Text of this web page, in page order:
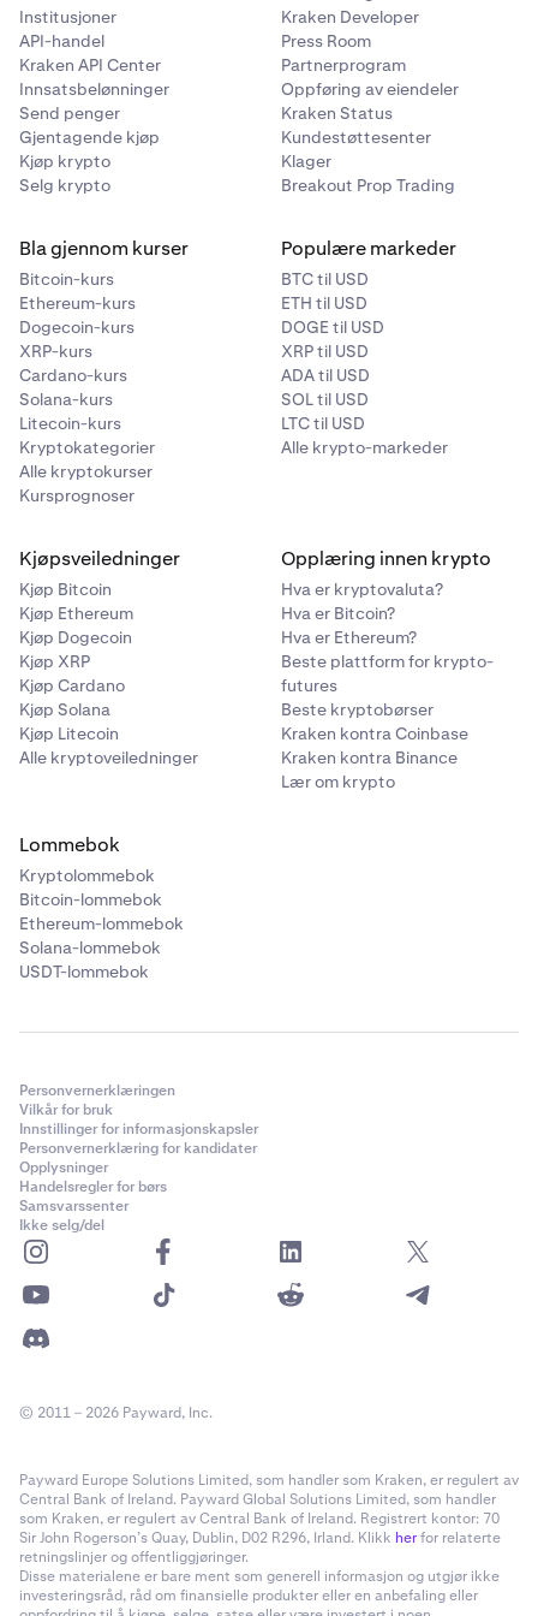
å søke etter et token-navn, selskap, børs osv.).
Institusjoner
API-handel
Kraken API Center
Innsatsbelønninger
Send penger
Gjentagende kjøp
Kjøp krypto
Selg krypto
Kraken Developer
Press Room
Partnerprogram
Oppføring av eiendeler
Kraken Status
Kundestøttesenter
Klager
Breakout Prop Trading
Bla gjennom kurser
Bitcoin-kurs
Ethereum-kurs
Dogecoin-kurs
XRP-kurs
Cardano-kurs
Solana-kurs
Litecoin-kurs
Kryptokategorier
Alle kryptokurser
Kursprognoser
Populære markeder
BTC til USD
ETH til USD
DOGE til USD
XRP til USD
ADA til USD
SOL til USD
LTC til USD
Alle krypto-markeder
Kjøpsveiledninger
Kjøp Bitcoin
Kjøp Ethereum
Kjøp Dogecoin
Kjøp XRP
Kjøp Cardano
Kjøp Solana
Kjøp Litecoin
Alle kryptoveiledninger
Opplæring innen krypto
Hva er kryptovaluta?
Hva er Bitcoin?
Hva er Ethereum?
Beste plattform for krypto-
futures
Beste kryptobørser
Kraken kontra Coinbase
Kraken kontra Binance
Lær om krypto
Lommebok
Kryptolommebok
Bitcoin-lommebok
Ethereum-lommebok
Solana-lommebok
USDT-lommebok
Personvernerklæringen
Vilkår for bruk
Innstillinger for informasjonskapsler
Personvernerklæring for kandidater
Opplysninger
Handelsregler for børs
Samsvarssenter
Ikke selg/del
© 2011 – 2026 Payward, Inc.
Payward Europe Solutions Limited, som handler som Kraken, er regulert av
Central Bank of Ireland. Payward Global Solutions Limited, som handler
som Kraken, er regulert av Central Bank of Ireland. Registrert kontor: 70
Sir John Rogerson’s Quay, Dublin, D02 R296, Irland. Klikk herfor relaterte
retningslinjer og offentliggjøringer.
Disse materialene er bare ment som generell informasjon og utgjør ikke
investeringsråd, råd om finansielle produkter eller en anbefaling eller